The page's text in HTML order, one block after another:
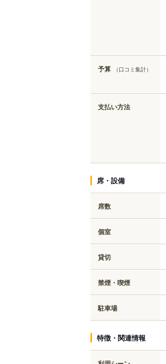
予算 （口コミ集計）
支払い方法
席・設備
席数
個室
貸切
禁煙・喫煙
駐車場
特徴・関連情報